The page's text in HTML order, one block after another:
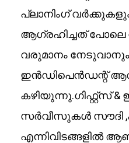
പ്ലാനിംഗ്
ആഗ്രഹിച്ചത് പോലെ
വരുമാനം
ഇൻഡിപെൻഡന്റ്
കഴിയുന്നു.ഗിഫ്റ്റ്‌സ് &
സർവീസുകൾ സൗദി
എന്നിവിടങ്ങളിൽ